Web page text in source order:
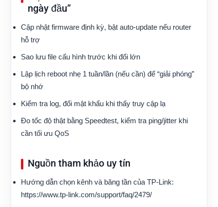
ngày đầu”
Cập nhật firmware định kỳ, bật auto‑update nếu router
hỗ trợ
Sao lưu file cấu hình trước khi đổi lớn
Lập lịch reboot nhẹ 1 tuần/lần (nếu cần) để “giải phóng”
bộ nhớ
Kiểm tra log, đổi mật khẩu khi thấy truy cập lạ
Đo tốc độ thật bằng Speedtest, kiểm tra ping/jitter khi
cần tối ưu QoS
Nguồn tham khảo uy tín
Hướng dẫn chọn kênh và băng tần của TP‑Link:
https://www.tp-link.com/support/faq/2479/